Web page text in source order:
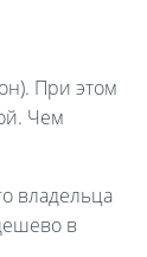
При этом
Чем
владельца
в